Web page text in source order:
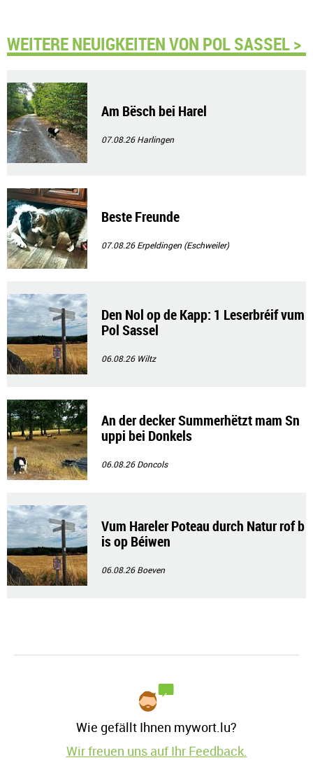
WEITERE NEUIGKEITEN VON POL SASSEL >
Am Bësch bei Harel
07.08.26Harlingen
Beste Freunde
07.08.26Erpeldingen (Eschweiler)
Den Nol op de Kapp: 1 Leserbréif vum
Pol Sassel
06.08.26 Wiltz
An der decker Summerhëtzt mam Sn
uppi bei Donkels
06.08.26Doncols
Vum Hareler Poteau durch Natur rof b
is op Béiwen
06.08.26Boeven
Wie gefällt Ihnen mywort.lu?
Wir freuen uns auf Ihr Feedback.